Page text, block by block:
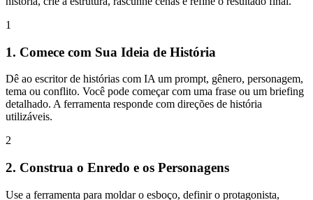
1
1. Comece com Sua Ideia de História
Dê ao escritor de histórias com IA um prompt, gênero, personagem,
tema ou conflito. Você pode começar com uma frase ou um briefing
detalhado. A ferramenta responde com direções de história
utilizáveis.
2
2. Construa o Enredo e os Personagens
Use a ferramenta para moldar o esboço, definir o protagonista,